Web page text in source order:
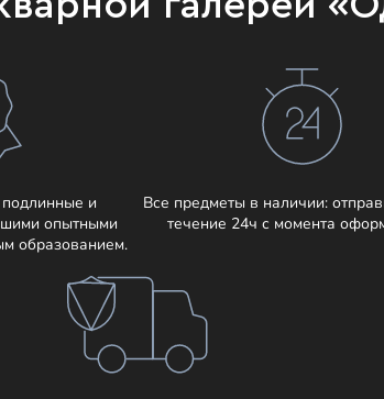
и
опытными
образованием.
Все предметы в наличии:
течение 24ч с момента